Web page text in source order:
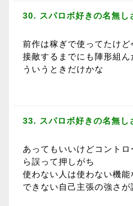
30. スパロボ好きの名無し
前作は稼ぎで使ってたけど
接敵するまでにも陣形組
ういうときだけかな
33. スパロボ好きの名無し
あってもいいけどコント
ら誤って押しがち
使わない人は使わない機
できない自己主張の強さが